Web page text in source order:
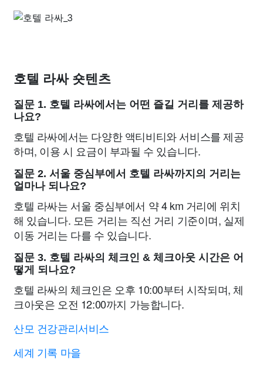
호텔 라싸 숏텐츠
질문 1. 호텔 라싸에서는 어떤 즐길 거리를 제공하
나요?
호텔 라싸에서는 다양한 액티비티와 서비스를 제공
하며, 이용 시 요금이 부과될 수 있습니다.
질문 2. 서울 중심부에서 호텔 라싸까지의 거리는
얼마나 되나요?
호텔 라싸는 서울 중심부에서 약 4 km 거리에 위치
해 있습니다. 모든 거리는 직선 거리 기준이며, 실제
이동 거리는 다를 수 있습니다.
질문 3. 호텔 라싸의 체크인 & 체크아웃 시간은 어
떻게 되나요?
호텔 라싸의 체크인은 오후 10:00부터 시작되며, 체
크아웃은 오전 12:00까지 가능합니다.
산모 건강관리서비스
세계 기록 마을